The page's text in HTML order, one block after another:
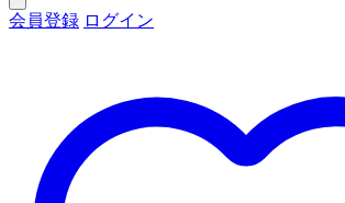
会員登録 ログイン